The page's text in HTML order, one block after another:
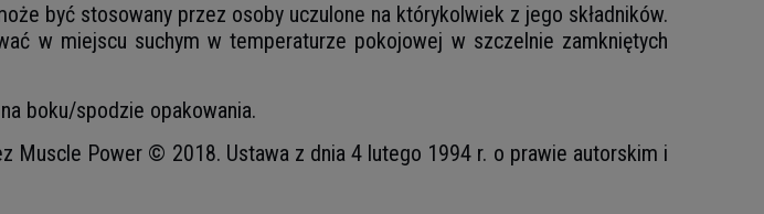
być stosowany przez osoby uczulone na którykolwiek z jego składników.
w miejscu suchym w temperaturze pokojowej w szczelnie zamkniętych
boku/spodzie opakowania.
Muscle Power © 2018. Ustawa z dnia 4 lutego 1994 r. o prawie autorskim i